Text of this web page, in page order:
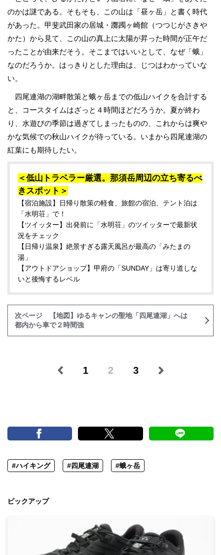
のかは謎である。そもそも、この山は「昼ヶ岳」と書く時代
があった。甲斐武田家の居城・躑躅ヶ崎館（つつじがさきや
かた）から見て、この山の真上に太陽が昇った時間が正午だ
ったことが由来だそう。そこまではいいとして、なぜ「蛾」
なのだろうか。はっきりとした理由は、じつはわかっていな
い。
四尾連湖の湖畔散策と蛾ヶ岳までの低山ハイクを合計する
と、コースタイムはざっと４時間ほどだろうか。夏が終わ
り、水遊びの季節は過ぎてしまったものの、これからは爽や
かな気候での秋山ハイクが待っている。いまから四尾連湖の
紅葉にも期待したい。
＜低山トラベラー厳選。那須岳周辺の立ち寄るべ
きスポット＞
【宿泊施設】日帰り散策の軽食、旅館の宿泊、テント泊は
「水明荘」で！
【ツイッター】出発前に「水明荘」のツイッターで最新状
況をチェック
【日帰り温泉】絶景すぎる露天風呂が最高の「みたまの
湯」
【アウトドアショップ】甲府の「SUNDAY」は寄り道しな
いと後悔するレベル
次ページ 【地図】ゆるキャンの聖地「四尾連湖」へは
都内から車で２時間強
1 2 3
#ハイキング #四尾連湖 #蛾ヶ岳
ピックアップ